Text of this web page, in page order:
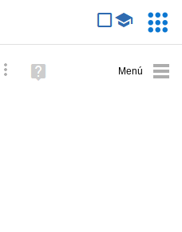
Búsqueda avanzada
Ayuda
(en